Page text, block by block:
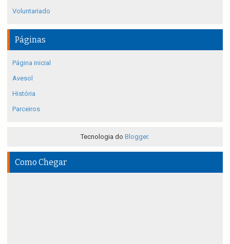
Voluntariado
Páginas
Página inicial
Avesol
História
Parceiros
Tecnologia do Blogger.
Como Chegar